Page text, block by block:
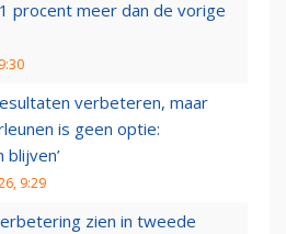
procent meer dan de vorige
verbeteren, maar
is geen optie:
blijven’
9:29
zien in tweede